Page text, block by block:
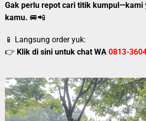
Gak perlu repot cari titik kumpul—kami
kamu. 🚐📲
📱 Langsung order yuk:
👉 Klik di sini untuk chat WA 0813-